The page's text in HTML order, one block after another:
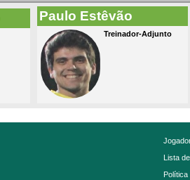
Paulo Estêvão
Treinador-Adjunto
Lista